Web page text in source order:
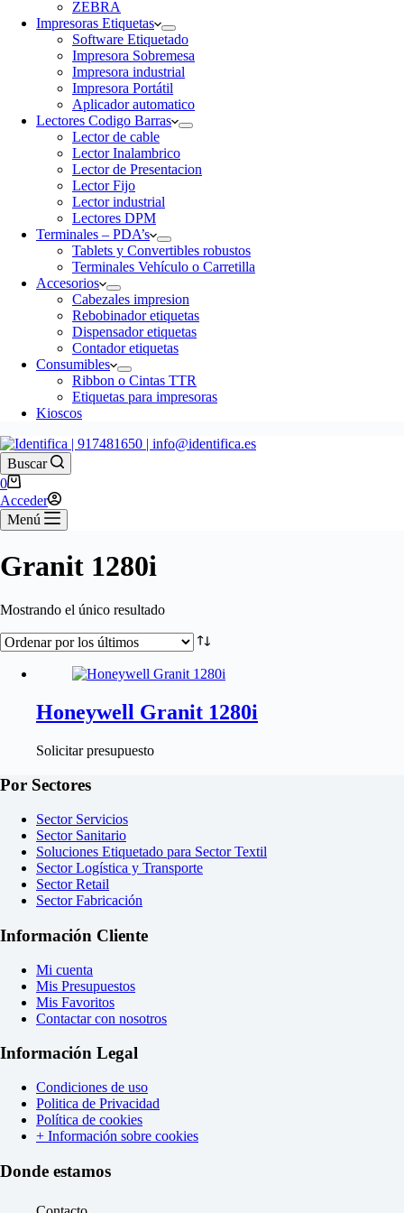
ZEBRA
Impresoras Etiquetas
Software Etiquetado
Impresora Sobremesa
Impresora industrial
Impresora Portátil
Aplicador automatico
Lectores Codigo Barras
Lector de cable
Lector Inalambrico
Lector de Presentacion
Lector Fijo
Lector industrial
Lectores DPM
Terminales – PDA’s
Tablets y Convertibles robustos
Terminales Vehículo o Carretilla
Accesorios
Cabezales impresion
Rebobinador etiquetas
Dispensador etiquetas
Contador etiquetas
Consumibles
Ribbon o Cintas TTR
Etiquetas para impresoras
Kioscos
Buscar
Carro
de
compra
0
Acceder
Menú
Granit 1280i
Mostrando el único resultado
Honeywell Granit 1280i
Solicitar presupuesto
Por Sectores
Sector Servicios
Sector Sanitario
Soluciones Etiquetado para Sector Textil
Sector Logística y Transporte
Sector Retail
Sector Fabricación
Información Cliente
Mi cuenta
Mis Presupuestos
Mis Favoritos
Contactar con nosotros
Información Legal
Condiciones de uso
Politica de Privacidad
Política de cookies
+ Información sobre cookies
Donde estamos